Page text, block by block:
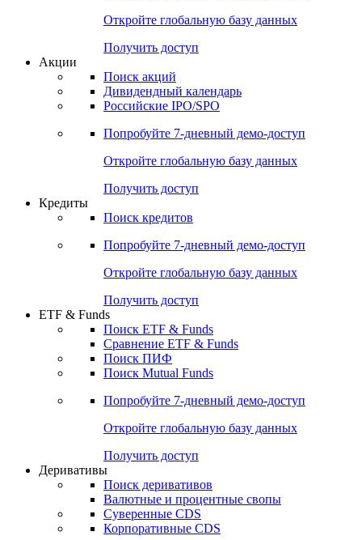
Откройте глобальную базу данных
Получить доступ
Акции
Поиск акций
Дивидендный календарь
Российские IPO/SPO
Попробуйте 7-дневный демо-доступ
Откройте глобальную базу данных
Получить доступ
Кредиты
Поиск кредитов
Попробуйте 7-дневный демо-доступ
Откройте глобальную базу данных
Получить доступ
ETF & Funds
Поиск ETF & Funds
Сравнение ETF & Funds
Поиск ПИФ
Поиск Mutual Funds
Попробуйте 7-дневный демо-доступ
Откройте глобальную базу данных
Получить доступ
Деривативы
Поиск деривативов
Валютные и процентные свопы
Суверенные CDS
Корпоративные CDS